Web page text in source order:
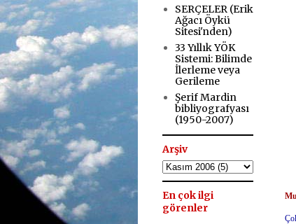
SERÇELER (Erik
Ağacı Öykü
Sitesi'nden)
33 Yıllık YÖK
Sistemi: Bilimde
İlerleme veya
Gerileme
Şerif Mardin
bibliyografyası
(1950-2007)
Arşiv
En çok ilgi
görenler